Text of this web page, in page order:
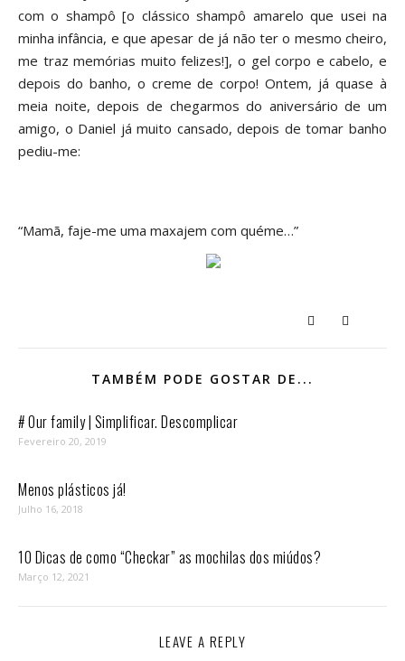
com o shampô [o clássico shampô amarelo que usei na
minha infância, e que apesar de já não ter o mesmo cheiro,
me traz memórias muito felizes!], o gel corpo e cabelo, e
depois do banho, o creme de corpo! Ontem, já quase à
meia noite, depois de chegarmos do aniversário de um
amigo, o Daniel já muito cansado, depois de tomar banho
pediu-me:
“Mamã, faje-me uma maxajem com quéme…”
TAMBÉM PODE GOSTAR DE...
# Our family | Simplificar. Descomplicar
Fevereiro 20, 2019
Menos plásticos já!
Julho 16, 2018
10 Dicas de como “Checkar” as mochilas dos miúdos?
Março 12, 2021
LEAVE A REPLY